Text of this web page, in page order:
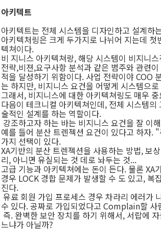
아키텍트
아키텍트는 전체 시스템을 디자인하고 설계하
아키텍처링은 크게 두가지로 나뉘어 지는데
텍쳐이다.
비 지니스 아키텍쳐랑, 해당 시스템이 비지니
전략,비젼,요구사항 분석과 같은 범주와 관련
적을 달성하기 위함이다. 사업 전략이야 COO
는 하지만, 비지니스 요건을 어떻게 시스템으
그래서, 비지니스에 대한 아키텍쳐링도 매우
다음이 테크니컬 아키텍쳐인데, 전체 시스템
술적인 설계를 하는 역할이다.
강조하고자 하는 바는 비지니스 요건을 잘 이
예를 들어 분산 트렌젝션 요건이 있다고 하자.
가지 선택이 있다.
XA기반의 분산 트렌젝션을 사용하는 방법, 보
리, 아니면 유실되는 것 데로 놔두는 것...
고급 기능과 아키텍쳐에는 돈이 든다. 물론 XA
경우 LOCK 경합 문제가 발생할 수 도 있고,
진다.
유료 회원 가입 프로세스 경우 차라리 에러가
수 있다. 공짜로 가입되었다고 Complain할 사
즉. 완벽한 보안 장치를 하기 위해서, 서랍에
느냐가 아닐까?